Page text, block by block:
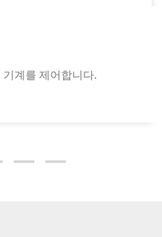
및 인건비 절감